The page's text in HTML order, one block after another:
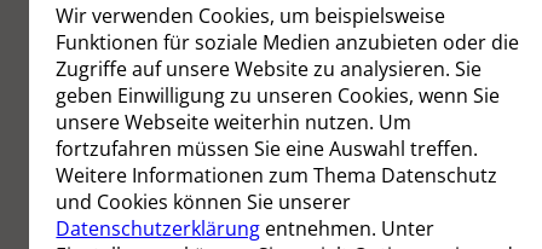
Einzeltransaktion
2025
Flächengröße
371 m²
Wohneinheiten
Gewerbeeinheiten
Lagereinheiten
Mehr Erfahren
Wir verwenden Cookies, um beispielsweise
Funktionen für soziale Medien anzubieten oder die
Zugriffe auf unsere Website zu analysieren. Sie
geben Einwilligung zu unseren Cookies, wenn Sie
unsere Webseite weiterhin nutzen. Um
fortzufahren müssen Sie eine Auswahl treffen.
Weitere Informationen zum Thema Datenschutz
und Cookies können Sie unserer
Datenschutzerklärung entnehmen. Unter